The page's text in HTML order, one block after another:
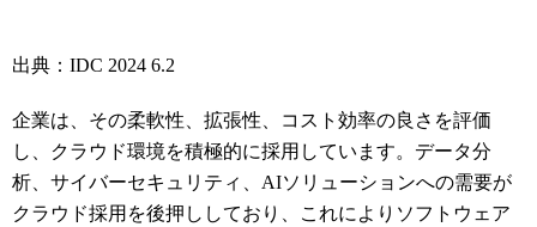
出典：IDC 2024 6.2
企業は、その柔軟性、拡張性、コスト効率の良さを評価
し、クラウド環境を積極的に採用しています。データ分
析、サイバーセキュリティ、AIソリューションへの需要が
クラウド採用を後押ししており、これによりソフトウェア